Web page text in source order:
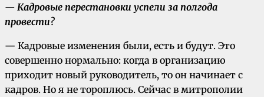
— Кадровые перестановки успели за полгода
провести?
— Кадровые изменения были, есть и будут. Это
совершенно нормально: когда в организацию
приходит новый руководитель, то он начинает с
кадров. Но я не тороплюсь. Сейчас в митрополии